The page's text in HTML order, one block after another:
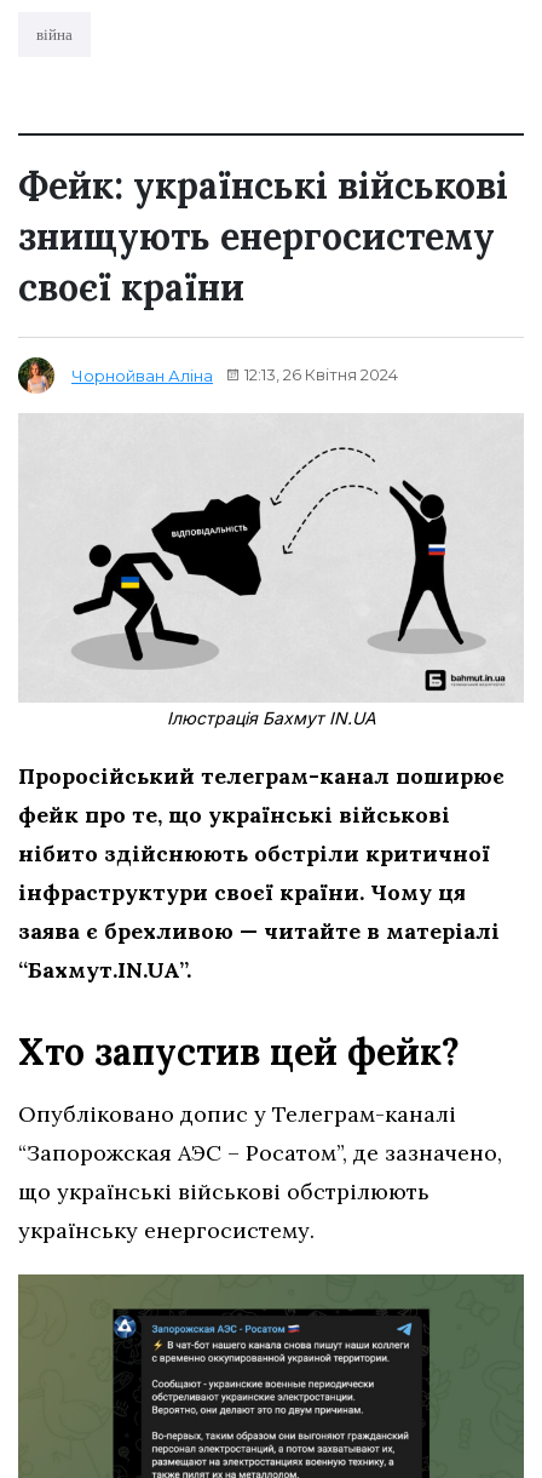
війна
Фейк: українські військові
знищують енергосистему
своєї країни
Чорнойван Аліна 12:13, 26 Квітня 2024
Ілюстрація Бахмут IN.UA
Проросійський телеграм-канал поширює
фейк про те, що українські військові
нібито здійснюють обстріли критичної
інфраструктури своєї країни. Чому ця
заява є брехливою — читайте в матеріалі
“Бахмут.IN.UA”.
Хто запустив цей фейк?
Опубліковано допис у Телеграм-каналі
“Запорожская АЭС – Росатом”, де зазначено,
що українські військові обстрілюють
українську енергосистему.